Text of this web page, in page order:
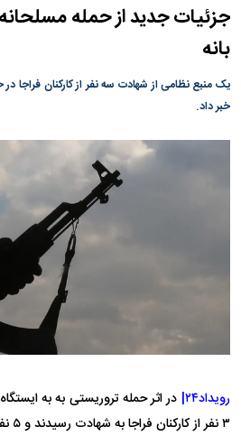
جزئیات جدید از حمله
بانه
یک منبع نظامی از شهادت سه نفر از کارکنان فراجا
خبر داد.
رویداد۲۴|
در اثر حمله تروریستی به به
۳ نفر از کارکنان فراجا به شهادت رسیدند و ۵ نفر دیگر مجروح شدند.